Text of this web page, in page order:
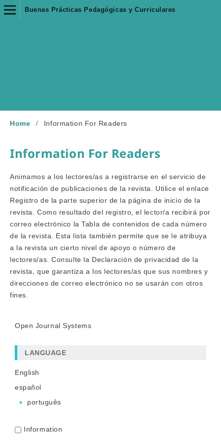
Buenas Prácticas Pedagógicas y Curriculares
Home / Information For Readers
Information For Readers
Animamos a los lectores/as a registrarse en el servicio de
notificación de publicaciones de la revista. Utilice el enlace
Registro de la parte superior de la página de inicio de la
revista. Como resultado del registro, el lector/a recibirá por
correo electrónico la Tabla de contenidos de cada número
de la revista. Esta lista también permite que se le atribuya
a la revista un cierto nivel de apoyo o número de
lectores/as. Consulte la Declaración de privacidad de la
revista, que garantiza a los lectores/as que sus nombres y
direcciones de correo electrónico no se usarán con otros
fines.
Open Journal Systems
LANGUAGE
English
español
português
Information